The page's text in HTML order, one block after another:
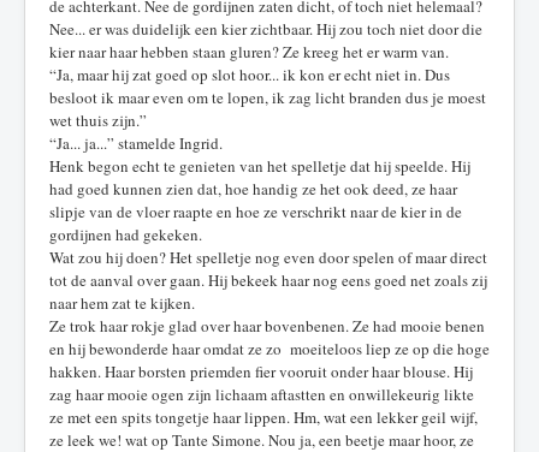
de achterkant. Nee de gordijnen zaten dicht, of toch niet helemaal?
Nee... er was duidelijk een kier zichtbaar. Hij zou toch niet door die
kier naar haar hebben staan gluren? Ze kreeg het er warm van.
“Ja, maar hij zat goed op slot hoor... ik kon er echt niet in. Dus
besloot ik maar even om te lopen, ik zag licht branden dus je moest
wet thuis zijn.”
“Ja... ja...” stamelde Ingrid.
Henk begon echt te genieten van het spelletje dat hij speelde. Hij
had goed kunnen zien dat, hoe handig ze het ook deed, ze haar
slipje van de vloer raapte en hoe ze verschrikt naar de kier in de
gordijnen had gekeken.
Wat zou hij doen? Het spelletje nog even door spelen of maar direct
tot de aanval over gaan. Hij bekeek haar nog eens goed net zoals zij
naar hem zat te kijken.
Ze trok haar rokje glad over haar bovenbenen. Ze had mooie benen
en hij bewonderde haar omdat ze zo moeiteloos liep ze op die hoge
hakken. Haar borsten priemden fier vooruit onder haar blouse. Hij
zag haar mooie ogen zijn lichaam aftastten en onwillekeurig likte
ze met een spits tongetje haar lippen. Hm, wat een lekker geil wijf,
ze leek we! wat op Tante Simone. Nou ja, een beetje maar hoor, ze